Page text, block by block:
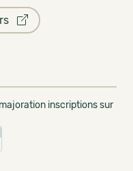
inscriptions sur